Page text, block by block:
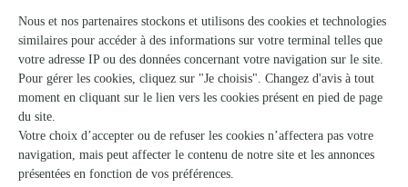
Garden 77
Thorigny-sur-Marne
★ ★★★ ★4.8 (80)
151 bis Rue de Claye
Voir la boutique